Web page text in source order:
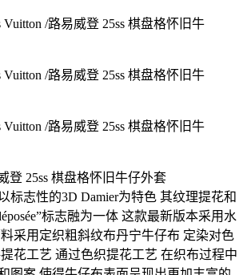
登 25ss 棋盘格怀旧牛仔外套
标志性的3D Damier为特色 其纹理提花和
标志融为一体 这款最新版本采用水
采用定织粗斜纹布丹宁牛仔布 定染对色
花工艺 通过色织提花工艺 在织布过程中